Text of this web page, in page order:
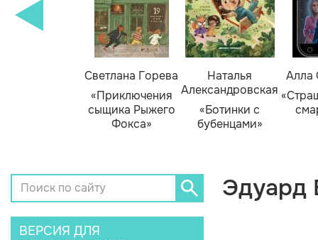
Светлана Горева
«Приключения
сыщика Рыжего
Фокса»
Наталья
Александровская
«Ботинки с
бубенцами»
Алла
ВЕРСИЯ ДЛЯ
Эдуард